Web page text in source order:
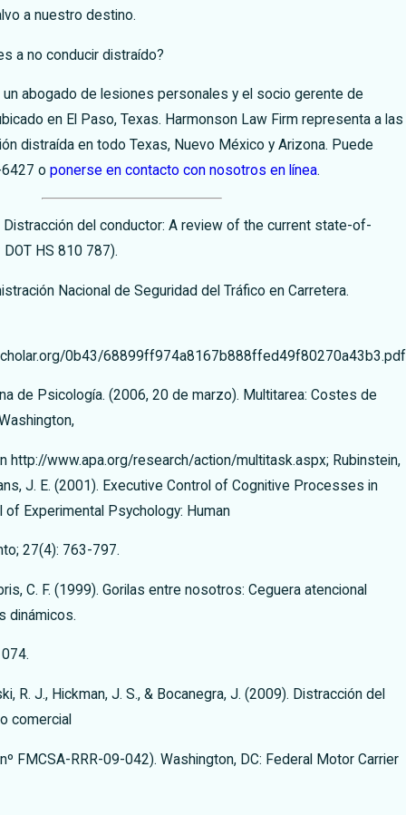
a nuestro destino.
a no conducir distraído?
un abogado de lesiones personales y el socio gerente de
en El Paso, Texas. Harmonson Law Firm representa a las
distraída en todo Texas, Nuevo México y Arizona. Puede
o ponerse en contacto con nosotros en línea.
Distracción del conductor: A review of the current state-of-
HS 810 787).
Nacional de Seguridad del Tráfico en Carretera.
0b43/68899ff974a8167b888ffed49f80270a43b3.pdf
de Psicología. (2006, 20 de marzo). Multitarea: Costes de
http://www.apa.org/research/action/multitask.aspx; Rubinstein,
J. E. (2001). Executive Control of Cognitive Processes in
of Experimental Psychology: Human
27(4): 763-797.
C. F. (1999). Gorilas entre nosotros: Ceguera atencional
dinámicos.
R. J., Hickman, J. S., & Bocanegra, J. (2009). Distracción del
comercial
FMCSA-RRR-09-042). Washington, DC: Federal Motor Carrier